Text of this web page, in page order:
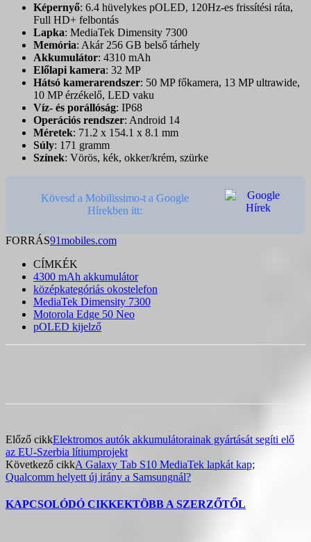
Képernyő: 6.4 hüvelykes pOLED, 120Hz-es frissítési ráta,
Full HD+ felbontás
Lapka: MediaTek Dimensity 7300
Memória: Akár 256 GB belső tárhely
Akkumulátor: 4310 mAh
Előlapi kamera: 32 MP
Hátsó kamerarendszer: 50 MP főkamera, 13 MP ultrawide,
10 MP érzékelő, LED vaku
Víz- és porállóság: IP68
Operációs rendszer: Android 14
Méretek: 71.2 x 154.1 x 8.1 mm
Súly: 171 gramm
Színek: Vörös, kék, okker/krém, szürke
Kövesd a Mobilissimo-t a Google
Hírekben itt:
FORRÁS91mobiles.com
CÍMKÉK
4300 mAh akkumulátor
középkategóriás okostelefon
MediaTek Dimensity 7300
Motorola Edge 50 Neo
pOLED kijelző
Előző cikkElektromos autók akkumulátorainak gyártását segíti elő
az EU-Szerbia lítiumprojekt
Következő cikkA Galaxy Tab S10 MediaTek lapkát kap;
Qualcomm helyett új irány a Samsungnál?
KAPCSOLÓDÓ CIKKEKTÖBB A SZERZŐTŐL